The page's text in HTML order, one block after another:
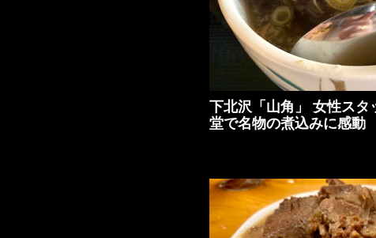
下北沢「山角」 女性スタ
堂で名物の煮込みに感動